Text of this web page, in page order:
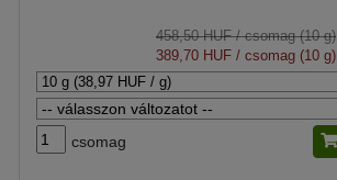
458,50 HUF/ csomag (10 g)
389,70 HUF / csomag (10 g)
csomag